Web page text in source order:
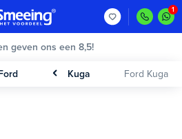
geven ons een 8,5!
Kuga Ford Kuga